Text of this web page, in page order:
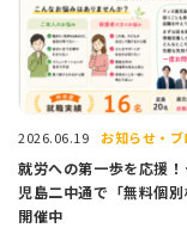
2026.06.19 お知らせ・ブ
就労への第一歩を応援
児島二中通で「無料個別
開催中